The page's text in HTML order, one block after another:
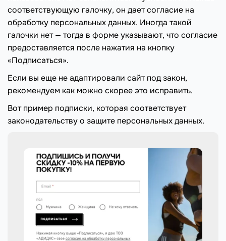
соответствующую галочку, он дает согласие на
обработку персональных данных. Иногда такой
галочки нет — тогда в форме указывают, что согласие
предоставляется после нажатия на кнопку
«Подписаться».
Если вы еще не адаптировали сайт под закон,
рекомендуем как можно скорее это исправить.
Вот пример подписки, которая соответствует
законодательству о защите персональных данных.